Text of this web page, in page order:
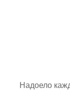
Надоело